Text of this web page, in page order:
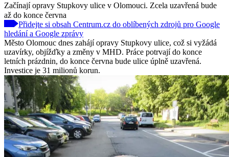
Začínají opravy Stupkovy ulice v Olomouci. Zcela uzavřená bude
až do konce června
Přidejte si obsah Centrum.cz do oblíbených zdrojů pro Google
hledání a Google zprávy
Město Olomouc dnes zahájí opravy Stupkovy ulice, což si vyžádá
uzavírky, objížďky a změny v MHD. Práce potrvají do konce
letních prázdnin, do konce června bude ulice úplně uzavřená.
Investice je 31 milionů korun.